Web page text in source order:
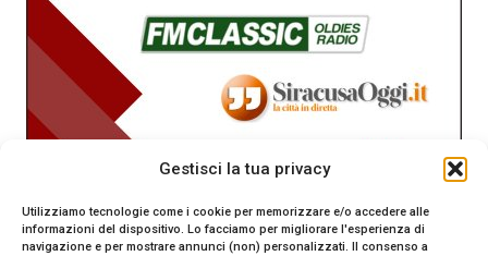
Gestisci la tua privacy
Utilizziamo tecnologie come i cookie per memorizzare e/o accedere alle
informazioni del dispositivo. Lo facciamo per migliorare l'esperienza di
navigazione e per mostrare annunci (non) personalizzati. Il consenso a